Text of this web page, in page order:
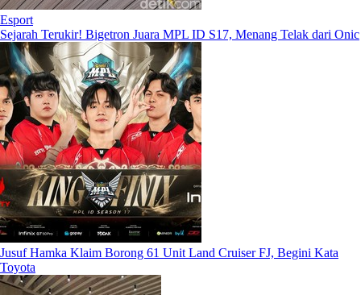
Esport
Sejarah Terukir! Bigetron Juara MPL ID S17, Menang Telak dari Onic
Jusuf Hamka Klaim Borong 61 Unit Land Cruiser FJ, Begini Kata
Toyota